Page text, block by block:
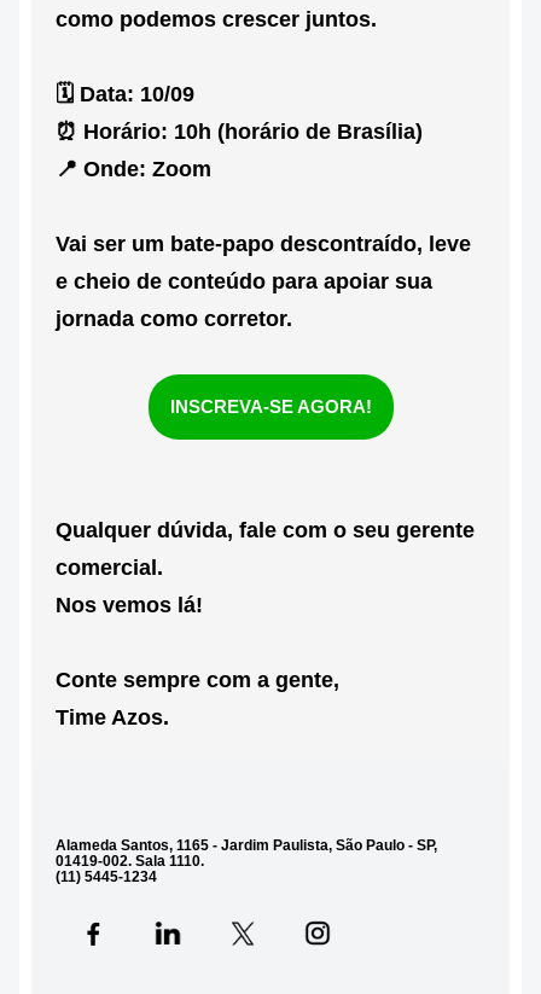
como podemos crescer juntos.
🗓 Data: 10/09
⏰ Horário: 10h (horário de Brasília)
📍 Onde: Zoom
Vai ser um bate-papo descontraído, leve
e cheio de conteúdo para apoiar sua
jornada como corretor.
INSCREVA-SE AGORA!
Qualquer dúvida, fale com o seu gerente
comercial.
Nos vemos lá!
Conte sempre com a gente,
Time Azos.
Alameda Santos, 1165 - Jardim Paulista, São Paulo - SP,
01419-002. Sala 1110.
(11) 5445-1234